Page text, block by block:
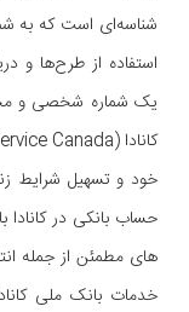
شناسه‌ای است که به
استفاده از طرح‌ها و
یک شماره شخصی و
خود و تسهیل شرایط
حساب بانکی در کانادا
های مطمئن از جمله
خدمات بانک ملی